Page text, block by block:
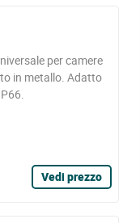
per camere
in metallo. Adatto
Vedi prezzo